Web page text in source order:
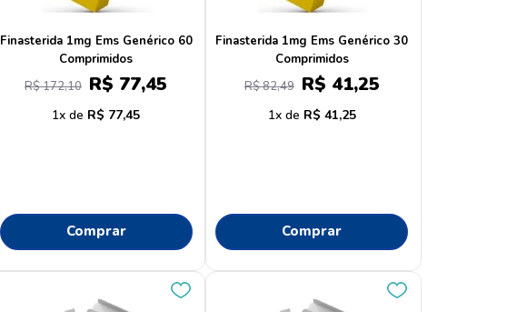
Finasterida 1mg Ems Genérico 60
Comprimidos
R$172,10 R$ 77,45
1 R$ 77,45
Comprar
Finasterida 1mg Ems Genérico 30
Comprimidos
R$82,49 R$ 41,25
1 R$ 41,25
Comprar
protetor solar